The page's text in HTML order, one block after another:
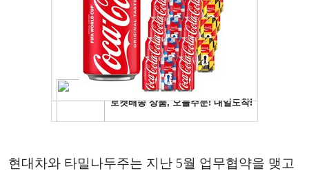
현대차와 타밀나두주는 지난 5월 업무협약을 맺고